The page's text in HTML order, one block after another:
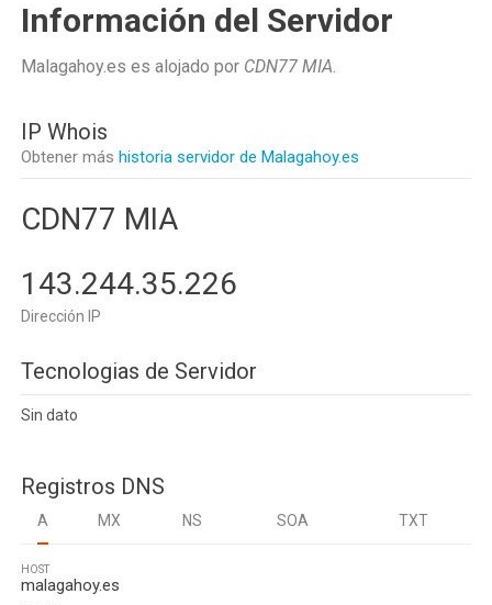
Información del Servidor
Malagahoy.es es alojado por CDN77 MIA.
IP Whois
Obtener más historia servidor de Malagahoy.es
CDN77 MIA
143.244.35.226
Dirección IP
Tecnologias de Servidor
Sin dato
Registros DNS
A MX NS SOA TXT
HOST
malagahoy.es